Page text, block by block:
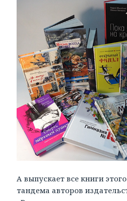
А выпускает все книги
тандема авторов